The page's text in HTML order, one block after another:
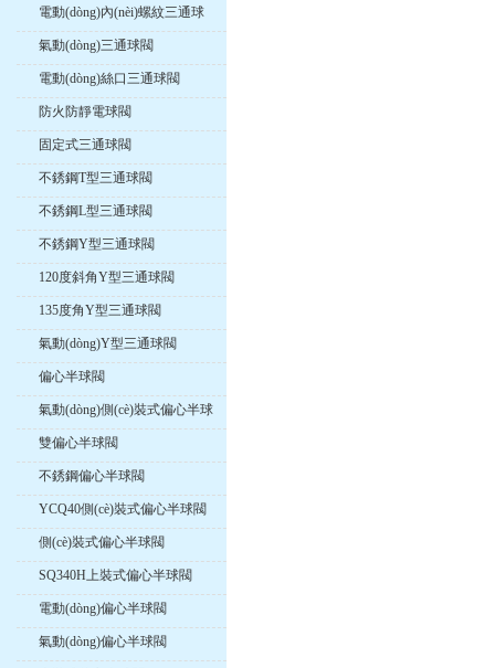
電動(dòng)內(nèi)螺紋三通球
閥
氣動(dòng)三通球閥
電動(dòng)絲口三通球閥
防火防靜電球閥
固定式三通球閥
不銹鋼T型三通球閥
不銹鋼L型三通球閥
不銹鋼Y型三通球閥
120度斜角Y型三通球閥
135度角Y型三通球閥
氣動(dòng)Y型三通球閥
偏心半球閥
氣動(dòng)側(cè)裝式偏心半球
閥
雙偏心半球閥
不銹鋼偏心半球閥
YCQ40側(cè)裝式偏心半球閥
側(cè)裝式偏心半球閥
SQ340H上裝式偏心半球閥
電動(dòng)偏心半球閥
氣動(dòng)偏心半球閥